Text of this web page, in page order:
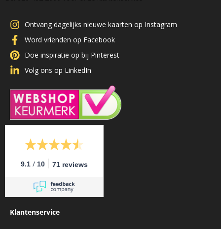
Ontvang dagelijks nieuwe kaarten op Instagram
Word vrienden op Facebook
Doe inspiratie op bij Pinterest
Volg ons op LinkedIn
9.1 / 10 71 reviews
Klantenservice